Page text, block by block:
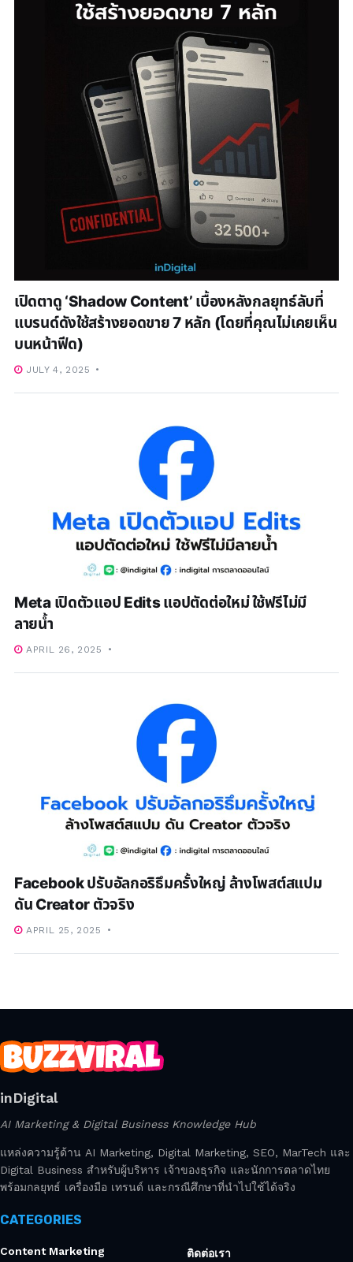
เปิดตาดู ‘Shadow Content’ เบื้องหลังกลยุทธ์ลับที่
แบรนด์ดังใช้สร้างยอดขาย 7 หลัก (โดยที่คุณไม่เคยเห็น
บนหน้าฟีด)
JULY 4, 2025
Meta เปิดตัวแอป Edits แอปตัดต่อใหม่ ใช้ฟรีไม่มี
ลายน้ำ
APRIL 26, 2025
Facebook ปรับอัลกอริธึมครั้งใหญ่ ล้างโพสต์สแปม
ดัน Creator ตัวจริง
APRIL 25, 2025
inDigital
AI Marketing & Digital Business Knowledge Hub
แหล่งความรู้ด้าน AI Marketing, Digital Marketing, SEO, MarTech และ
Digital Business สำหรับผู้บริหาร เจ้าของธุรกิจ และนักการตลาดไทย
พร้อมกลยุทธ์ เครื่องมือ เทรนด์ และกรณีศึกษาที่นำไปใช้ได้จริง
CATEGORIES
Content Marketing
ติดต่อเรา